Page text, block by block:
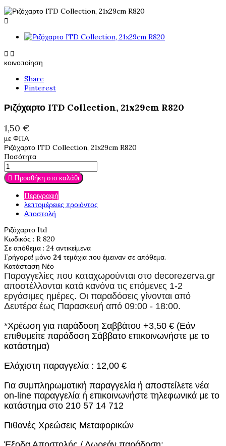

 
κοινοποίηση
Share
Pinterest
Ριζόχαρτο ITD Collection, 21x29cm R820
1,50 €
με ΦΠΑ
Ριζόχαρτο ITD Collection, 21x29cm R820
Ποσότητα
 Προσθήκη στο καλάθι
Περιγραφή
λεπτομέρειες προιόντος
Αποστολή
Ριζόχαρτο Itd
Κωδικός : R 820
Σε απόθεμα : 24 αντικείμενα
Γρήγορα! μόνο 24 τεμάχια που έμειναν σε απόθεμα.
Κατάσταση Νέο
Παραγγελίες που καταχωρούνται στο decorezerva.gr
αποστέλλονται κατά κανόνα τις επόμενες 1-2
εργάσιμες ημέρες. Οι παραδόσεις γίνονται από
Δευτέρα έως Παρασκευή από 09:00 - 18:00.
*Χρέωση για παράδοση Σαββάτου +3,50 € (Εάν
επιθυμείτε παράδοση Σάββατο επικοινωνήστε με το
κατάστημα)
Ελάχιστη παραγγελία : 12,00 €
Για συμπληρωματική παραγγελία ή αποστείλετε νέα
on-line παραγγελία ή επικοινωνήστε τηλεφωνικά με το
κατάστημα στο 210 57 14 712
Πιθανές Χρεώσεις Μεταφορικών